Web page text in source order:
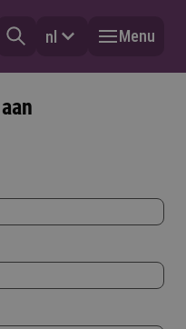
nl Menu